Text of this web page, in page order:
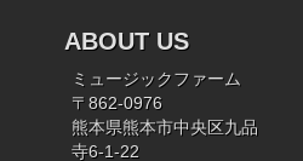
ABOUT US
ミュージックファーム
〒862-0976
熊本県熊本市中央区九品
寺6-1-22